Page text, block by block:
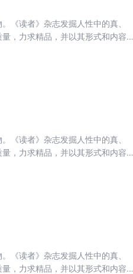
《读者》杂志发掘人性中的真、
，力求精品，并以其形式和内容的
《读者》杂志发掘人性中的真、
，力求精品，并以其形式和内容的
《读者》杂志发掘人性中的真、
，力求精品，并以其形式和内容的